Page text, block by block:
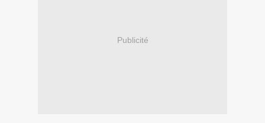
Publicité